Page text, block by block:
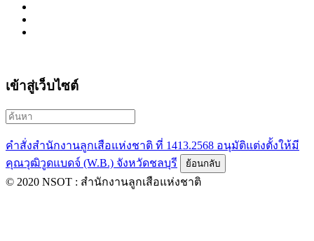
เข้าสู่เว็บไซต์
คำสั่งสำนักงานลูกเสือแห่งชาติ ที่ 1413.2568 อนุมัติแต่งตั้งให้มี
คุณวุฒิวูดแบดจ์ (W.B.) จังหวัดชลบุรี
© 2020 NSOT : สำนักงานลูกเสือแห่งชาติ